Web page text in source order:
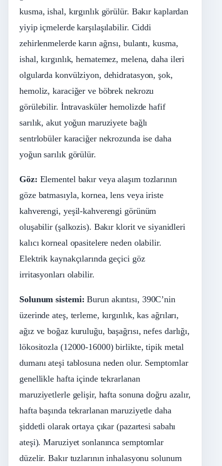
kusma, ishal, kırgınlık görülür. Bakır kaplardan
yiyip içmelerde karşılaşılabilir. Ciddi
zehirlenmelerde karın ağrısı, bulantı, kusma,
ishal, kırgınlık, hematemez, melena, daha ileri
olgularda konvülziyon, dehidratasyon, şok,
hemoliz, karaciğer ve böbrek nekrozu
görülebilir. İntravasküler hemolizde hafif
sarılık, akut yoğun maruziyete bağlı
sentrlobüler karaciğer nekrozunda ise daha
yoğun sarılık görülür.
Göz: Elementel bakır veya alaşım tozlarının
göze batmasıyla, kornea, lens veya iriste
kahverengi, yeşil-kahverengi görünüm
oluşabilir (şalkozis). Bakır klorit ve siyanidleri
kalıcı korneal opasitelere neden olabilir.
Elektrik kaynakçılarında geçici göz
irritasyonları olabilir.
Solunum sistemi: Burun akıntısı, 390C’nin
üzerinde ateş, terleme, kırgınlık, kas ağrıları,
ağız ve boğaz kuruluğu, başağrısı, nefes darlığı,
lökositozla (12000-16000) birlikte, tipik metal
dumanı ateşi tablosuna neden olur. Semptomlar
genellikle hafta içinde tekrarlanan
maruziyetlerle gelişir, hafta sonuna doğru azalır,
hafta başında tekrarlanan maruziyetle daha
şiddetli olarak ortaya çıkar (pazartesi sabahı
ateşi). Maruziyet sonlanınca semptomlar
düzelir. Bakır tuzlarının inhalasyonu solunum